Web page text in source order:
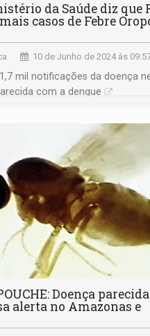
da Saúde diz que
casos de Febre
10 de Junho de 2024 às
mil notificações da doença
com a dengue
Doença
alerta no Amazonas e